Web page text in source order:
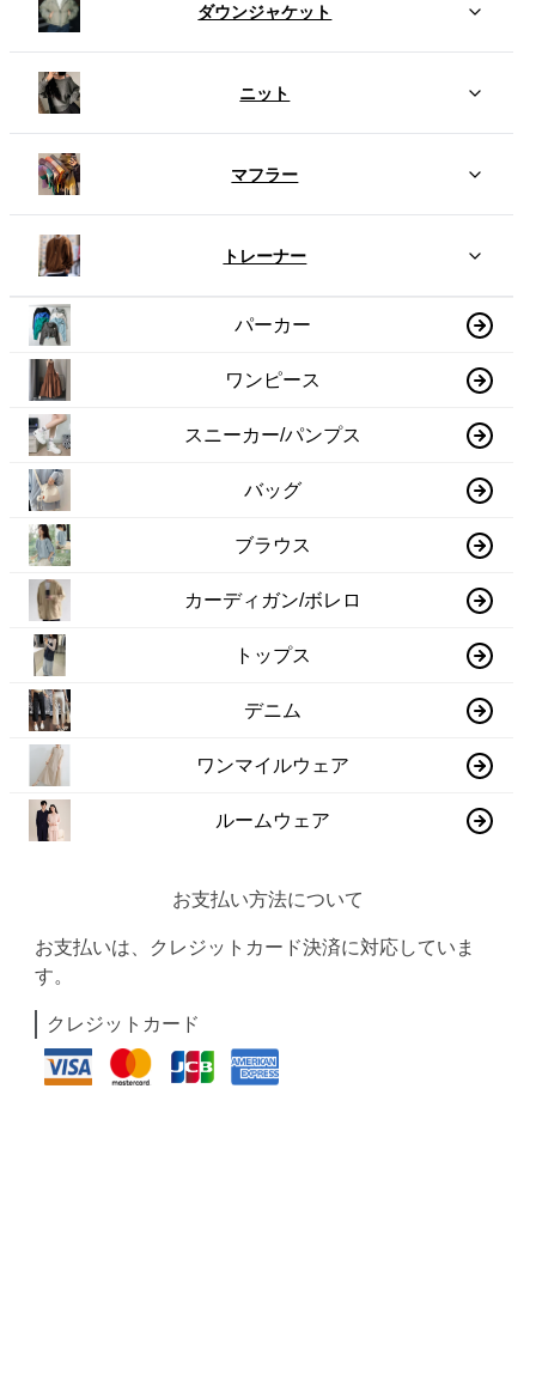
ダウンジャケット
ニット
マフラー
トレーナー
パーカー
ワンピース
スニーカー/パンプス
バッグ
ブラウス
カーディガン/ボレロ
トップス
デニム
ワンマイルウェア
ルームウェア
お支払い方法について
お支払いは、クレジットカード決済に対応していま
す。
クレジットカード